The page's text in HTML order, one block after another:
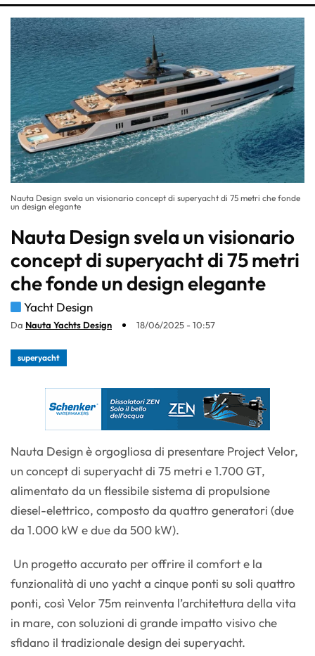
Nauta Design svela un visionario concept di superyacht di 75 metri che fonde
un design elegante
Nauta Design svela un visionario
concept di superyacht di 75 metri
che fonde un design elegante
Yacht Design
Da Nauta Yachts Design 18/06/2025 - 10:57
superyacht
Nauta Design è orgogliosa di presentare Project Velor,
un concept di superyacht di 75 metri e 1.700 GT,
alimentato da un flessibile sistema di propulsione
diesel-elettrico, composto da quattro generatori (due
da 1.000 kW e due da 500 kW).
Un progetto accurato per offrire il comfort e la
funzionalità di uno yacht a cinque ponti su soli quattro
ponti, così Velor 75m reinventa l’architettura della vita
in mare, con soluzioni di grande impatto visivo che
sfidano il tradizionale design dei superyacht.